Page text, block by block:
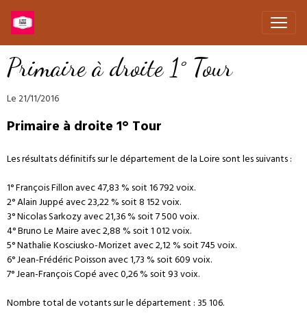
Primaire à droite 1° Tour
Le 21/11/2016
Primaire à droite 1° Tour
Les résultats définitifs sur le département de la Loire sont les suivants :
1° François Fillon avec 47,83 % soit 16 792 voix.
2° Alain Juppé avec 23,22 % soit 8 152 voix.
3° Nicolas Sarkozy avec 21,36 % soit 7 500 voix.
4° Bruno Le Maire avec 2,88 % soit 1 012 voix.
5° Nathalie Kosciusko-Morizet avec 2,12 % soit 745 voix.
6° Jean-Frédéric Poisson avec 1,73 % soit 609 voix.
7° Jean-François Copé avec 0,26 % soit 93 voix.
Nombre total de votants sur le département : 35 106.